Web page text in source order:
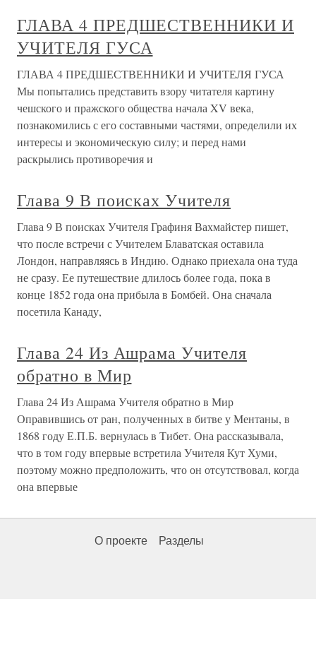
ГЛАВА 4 ПРЕДШЕСТВЕННИКИ И
УЧИТЕЛЯ ГУСА
ГЛАВА 4 ПРЕДШЕСТВЕННИКИ И УЧИТЕЛЯ ГУСА
Мы попытались представить взору читателя картину
чешского и пражского общества начала XV века,
познакомились с его составными частями, определили их
интересы и экономическую силу; и перед нами
раскрылись противоречия и
Глава 9 В поисках Учителя
Глава 9 В поисках Учителя Графиня Вахмайстер пишет,
что после встречи с Учителем Блаватская оставила
Лондон, направляясь в Индию. Однако приехала она туда
не сразу. Ее путешествие длилось более года, пока в
конце 1852 года она прибыла в Бомбей. Она сначала
посетила Канаду,
Глава 24 Из Ашрама Учителя
обратно в Мир
Глава 24 Из Ашрама Учителя обратно в Мир
Оправившись от ран, полученных в битве у Ментаны, в
1868 году Е.П.Б. вернулась в Тибет. Она рассказывала,
что в том году впервые встретила Учителя Кут Хуми,
поэтому можно предположить, что он отсутствовал, когда
она впервые
О проекте Разделы